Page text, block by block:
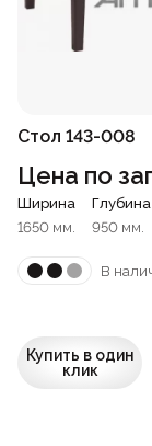
Стол 143-008
Цена по
Ширина
1650 мм.
Глубина
950 мм.
В
Купить в один
клик